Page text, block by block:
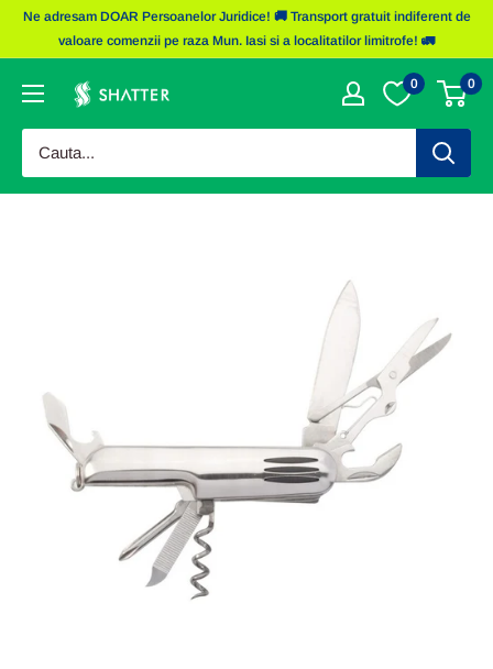
SaritiNe adresam DOAR Persoanelor Juridice! 🚚 Transport gratuit indiferent de
valoare comenzii pe raza Mun. Iasi si a localitatilor limitrofe! 🚛
Obiecte
Shatter
0 0